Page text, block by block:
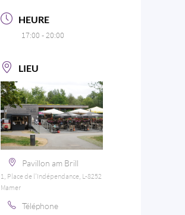
HEURE
17:00 - 20:00
LIEU
Pavillon am Brill
1, Place de l'Indépendance, L-8252
Mamer
Téléphone